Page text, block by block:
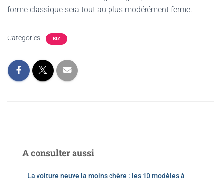
forme classique sera tout au plus modérément ferme.
Categories: BIZ
A consulter aussi
La voiture neuve la moins chère : les 10 modèles à